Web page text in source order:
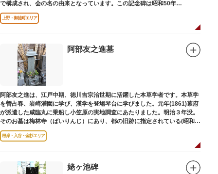
で構成され、会の名の由来となっています。この記念碑は昭和50年
（1975）に同会が建立しました。
上野・御徒町エリア
阿部友之進墓
阿部友之進は、江戸中期、徳川吉宗治世期に活躍した本草学者です。本草学
を曽占春、岩崎灌園に学び、漢学を登場琴台に学びました。元年(1861)幕府
が派遣した咸臨丸に乗船し小笠原の実地調査にあたりました。明治３年没。
そのお墓は梅林寺（ばいりんじ）にあり、都の旧跡に指定されている(昭和３
年指定)。
根岸・入谷・金杉エリア
姥ヶ池碑